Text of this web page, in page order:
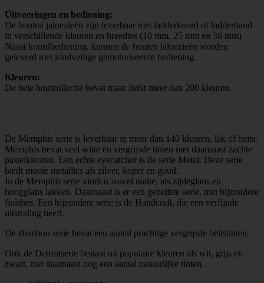
Uitvoeringen en bediening:
De houten jaloezieën zijn leverbaar met ladderkoord of ladderband
in verschillende kleuren en breedtes (10 mm, 25 mm en 38 mm)
Naast koordbediening, kunnen de houten jaloezieën worden
geleverd met kindveilige gemotoriseerde bediening.
Kleuren:
De hele houtcollectie bevat maar liefst meer dan 200 kleuren.
De Memphis serie is leverbaar in meer dan 140 kleuren, lak of beits.
Memphis bevat veel witte en vergrijsde tinten met daarnaast zachte
pastelkleuren. Een echte eyecatcher is de serie Metal. Deze serie
biedt mooie metallics als zilver, koper en goud.
In de Memphis serie vindt u zowel matte, als zijdeglans en
hoogglans lakken. Daarnaast is er een gebeitste serie, met bijzondere
finishes. Een bijzondere serie is de Handcraft, die een verfijnde
uitstraling heeft.
De Bamboo serie bevat een aantal prachtige vergrijsde beitstinten.
Ook de Detroitserie bestaat uit populaire kleuren als wit, grijs en
zwart, met daarnaast nog een aantal natuurlijke tinten.